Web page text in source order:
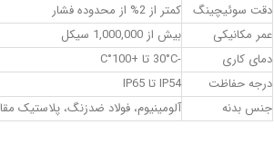
دقت سوئیچینگ
کمتر از 2% از محدوده فشار
عمر مکانیکی
بیش از 1,000,000 سیکل
دمای کاری
-30°C تا +100°C
درجه حفاظت
IP54 تا IP65
جنس بدنه
آلومینیوم، فولاد ضدزنگ، پلاستیک